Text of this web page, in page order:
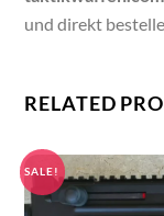
und direkt
RELATED
SALE!